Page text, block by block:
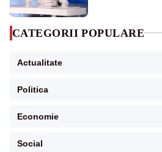
CATEGORII POPULARE
Actualitate
Politica
Economie
Social